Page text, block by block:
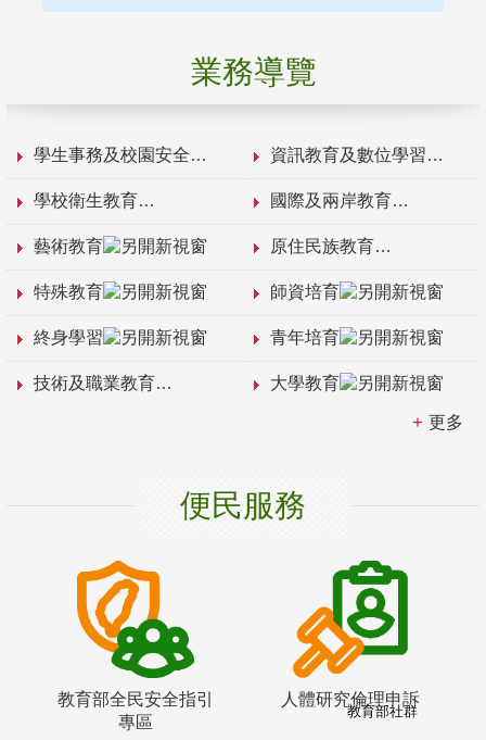
業務導覽
學生事務及校園安全 資訊教育及數位學習
學校衛生教育 國際及兩岸教育
藝術教育 原住民族教育
特殊教育 師資培育
終身學習 青年培育
技術及職業教育 大學教育
更多
便民服務
教育部全民安全指引
專區
人體研究倫理申訴
教育部社群